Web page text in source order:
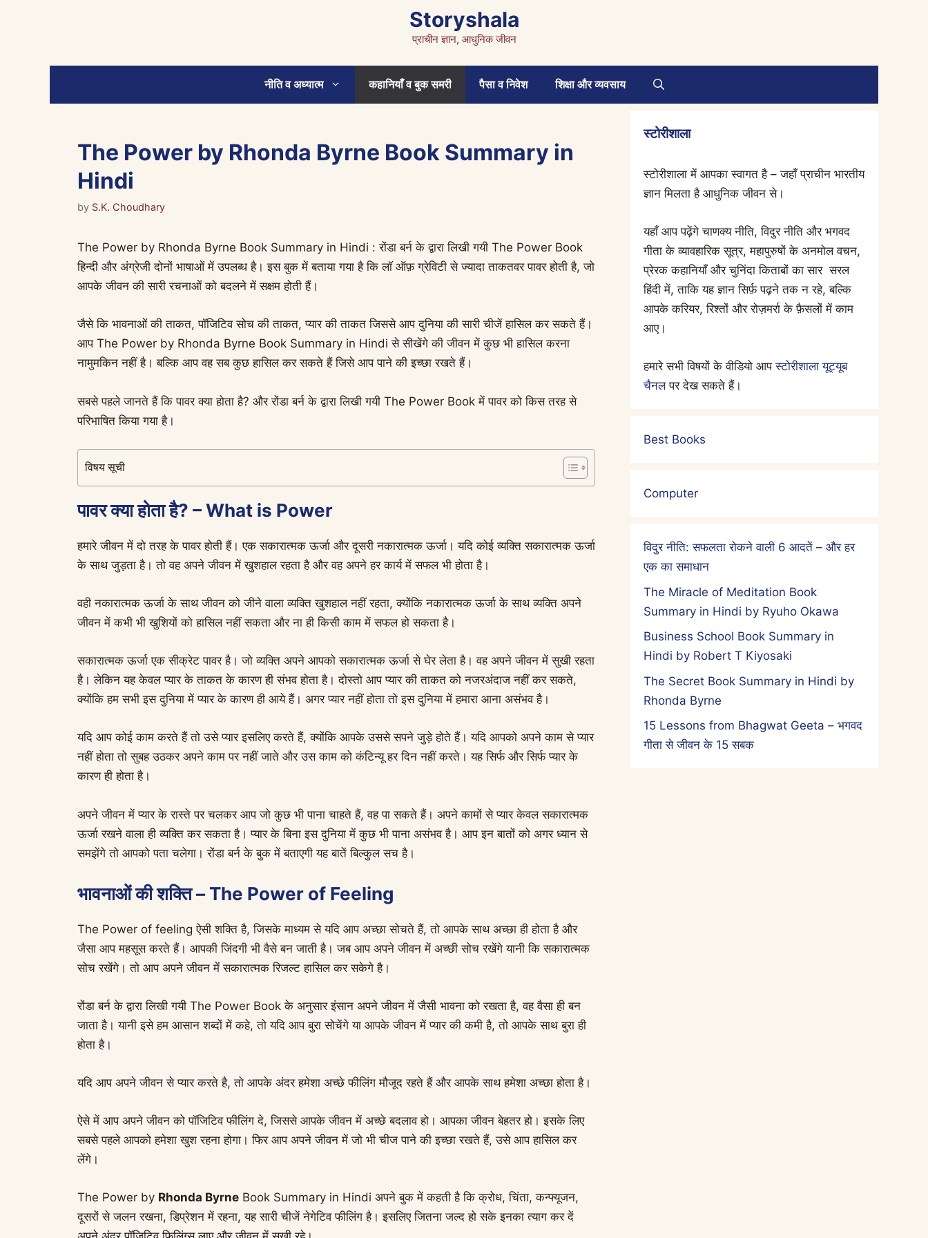
Storyshala
प्राचीन ज्ञान, आधुनिक जीवन
नीति व अध्यात्म कहानियाँ व बुक समरी पैसा व निवेश शिक्षा और व्यवसाय
The Power by Rhonda Byrne Book Summary in
Hindi
by S.K. Choudhary
The Power by Rhonda Byrne Book Summary in Hindi : रोंडा बर्न के द्वारा लिखी गयी The Power Book
हिन्दी और अंग्रेजी दोनों भाषाओं में उपलब्ध है। इस बुक में बताया गया है कि लॉ ऑफ़ ग्रेविटी से ज्यादा ताकतवर पावर होती है, जो
आपके जीवन की सारी रचनाओं को बदलने में सक्षम होती हैं।
जैसे कि भावनाओं की ताकत, पॉजिटिव सोच की ताकत, प्यार की ताकत जिससे आप दुनिया की सारी चीजें हासिल कर सकते हैं।
आप The Power by Rhonda Byrne Book Summary in Hindi से सीखेंगे की जीवन में कुछ भी हासिल करना
नामुमकिन नहीं है। बल्कि आप वह सब कुछ हासिल कर सकते हैं जिसे आप पाने की इच्छा रखते हैं।
सबसे पहले जानते हैं कि पावर क्या होता है? और रोंडा बर्न के द्वारा लिखी गयी The Power Book में पावर को किस तरह से
परिभाषित किया गया है।
विषय सूची
पावर क्या होता है? – What is Power
हमारे जीवन में दो तरह के पावर होती हैं। एक सकारात्मक ऊर्जा और दूसरी नकारात्मक ऊर्जा। यदि कोई व्यक्ति सकारात्मक ऊर्जा
के साथ जुड़ता है। तो वह अपने जीवन में खुशहाल रहता है और वह अपने हर कार्य में सफल भी होता है।
वही नकारात्मक ऊर्जा के साथ जीवन को जीने वाला व्यक्ति खुशहाल नहीं रहता, क्योंकि नकारात्मक ऊर्जा के साथ व्यक्ति अपने
जीवन में कभी भी खुशियों को हासिल नहीं सकता और ना ही किसी काम में सफल हो सकता है।
सकारात्मक ऊर्जा एक सीक्रेट पावर है। जो व्यक्ति अपने आपको सकारात्मक ऊर्जा से घेर लेता है। वह अपने जीवन में सुखी रहता
है। लेकिन यह केवल प्यार के ताकत के कारण ही संभव होता है। दोस्तो आप प्यार की ताकत को नजरअंदाज नहीं कर सकते,
क्योंकि हम सभी इस दुनिया में प्यार के कारण ही आये हैं। अगर प्यार नहीं होता तो इस दुनिया में हमारा आना असंभव है।
यदि आप कोई काम करते हैं तो उसे प्यार इसलिए करते हैं, क्योंकि आपके उससे सपने जुड़े होते हैं। यदि आपको अपने काम से प्यार
नहीं होता तो सुबह उठकर अपने काम पर नहीं जाते और उस काम को कंटिन्यू हर दिन नहीं करते। यह सिर्फ और सिर्फ प्यार के
कारण ही होता है।
अपने जीवन में प्यार के रास्ते पर चलकर आप जो कुछ भी पाना चाहते हैं, वह पा सकते हैं। अपने कामों से प्यार केवल सकारात्मक
ऊर्जा रखने वाला ही व्यक्ति कर सकता है। प्यार के बिना इस दुनिया में कुछ भी पाना असंभव है। आप इन बातों को अगर ध्यान से
समझेंगे तो आपको पता चलेगा। रोंडा बर्न के बुक में बताएगी यह बातें बिल्कुल सच है।
भावनाओं की शक्ति – The Power of Feeling
The Power of feeling ऐसी शक्ति है, जिसके माध्यम से यदि आप अच्छा सोचते हैं, तो आपके साथ अच्छा ही होता है और
जैसा आप महसूस करते हैं। आपकी जिंदगी भी वैसे बन जाती है। जब आप अपने जीवन में अच्छी सोच रखेंगे यानी कि सकारात्मक
सोच रखेंगे। तो आप अपने जीवन में सकारात्मक रिजल्ट हासिल कर सकेगे है।
रोंडा बर्न के द्वारा लिखी गयी The Power Book के अनुसार इंसान अपने जीवन में जैसी भावना को रखता है, वह वैसा ही बन
जाता है। यानी इसे हम आसान शब्दों में कहे, तो यदि आप बुरा सोचेंगे या आपके जीवन में प्यार की कमी है, तो आपके साथ बुरा ही
होता है।
यदि आप अपने जीवन से प्यार करते है, तो आपके अंदर हमेशा अच्छे फीलिंग मौजूद रहते हैं और आपके साथ हमेशा अच्छा होता है।
ऐसे में आप अपने जीवन को पॉजिटिव फीलिंग दे, जिससे आपके जीवन में अच्छे बदलाव हो। आपका जीवन बेहतर हो। इसके लिए
सबसे पहले आपको हमेशा खुश रहना होगा। फिर आप अपने जीवन में जो भी चीज पाने की इच्छा रखते हैं, उसे आप हासिल कर
लेंगे।
The Power by Rhonda Byrne Book Summary in Hindi अपने बुक में कहती है कि क्रोध, चिंता, कन्फ्यूजन,
दूसरों से जलन रखना, डिप्रेशन में रहना, यह सारी चीजें नेगेटिव फीलिंग है। इसलिए जितना जल्द हो सके इनका त्याग कर दें
स्टोरीशाला
स्टोरीशाला में आपका स्वागत है – जहाँ प्राचीन भारतीय
ज्ञान मिलता है आधुनिक जीवन से।
यहाँ आप पढ़ेंगे चाणक्य नीति, विदुर नीति और भगवद
गीता के व्यावहारिक सूत्र, महापुरुषों के अनमोल वचन,
प्रेरक कहानियाँ और चुनिंदा किताबों का सार सरल
हिंदी में, ताकि यह ज्ञान सिर्फ़ पढ़ने तक न रहे, बल्कि
आपके करियर, रिश्तों और रोज़मर्रा के फ़ैसलों में काम
आए।
हमारे सभी विषयों के वीडियो आपस्टोरीशाला यूट्यूब
चैनलपर देख सकते हैं।
Best Books
Computer
विदुर नीति: सफलता रोकने वाली 6 आदतें – और हर
एक का समाधान
The Miracle of Meditation Book
Summary in Hindi by Ryuho Okawa
Business School Book Summary in
Hindi by Robert T Kiyosaki
The Secret Book Summary in Hindi by
Rhonda Byrne
15 Lessons from Bhagwat Geeta – भगवद
गीता से जीवन के 15 सबक